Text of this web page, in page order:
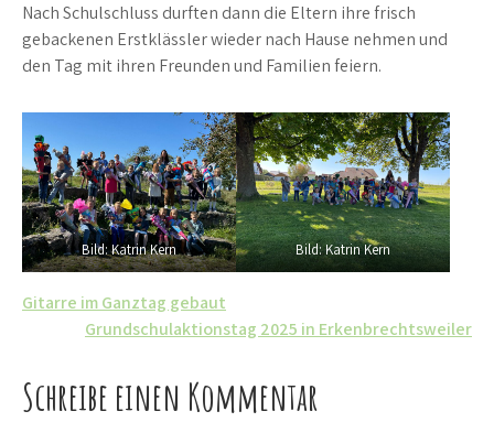
Nach Schulschluss durften dann die Eltern ihre frisch
gebackenen Erstklässler wieder nach Hause nehmen und
den Tag mit ihren Freunden und Familien feiern.
Bild: Katrin Kern Bild: Katrin Kern
Beitrags-
Navigation
Gitarre im Ganztag gebaut
Grundschulaktionstag 2025 in Erkenbrechtsweiler
Schreibe einen Kommentar